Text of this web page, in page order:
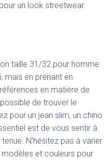
un look streetwear.
taille 31/32 pour homme
mais en prenant en
en matière de
de trouver le
pour un jean slim, un chino
est de vous sentir à
N’hésitez pas à varier
et couleurs pour